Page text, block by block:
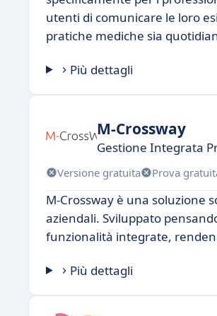
utenti di comunicare le loro
pratiche mediche sia
Più dettagli
M-Crossway
Gestione Integrata
Versione gratuita Prova
M-Crossway è una soluzione
aziendali. Sviluppato
funzionalità integrate,
Più dettagli